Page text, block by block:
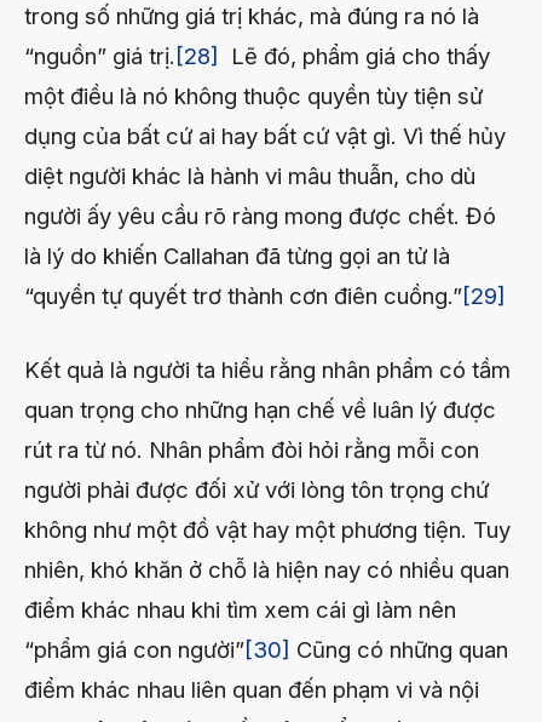
trong số những giá trị khác, mà đúng ra nó là
“nguồn” giá trị. [28]
Lẽ đó, phẩm giá cho thấy
một điều là nó không thuộc quyền tùy tiện sử
dụng của bất cứ ai hay bất cứ vật gì. Vì thế hủy
diệt người khác là hành vi mâu thuẫn, cho dù
người ấy yêu cầu rõ ràng mong được chết. Đó
là lý do khiến Callahan đã từng gọi an tử là
“quyền tự quyết trơ thành cơn điên cuồng.”[29]
Kết quả là người ta hiểu rằng nhân phẩm có tầm
quan trọng cho những hạn chế về luân lý được
rút ra từ nó. Nhân phẩm đòi hỏi rằng mỗi con
người phải được đối xử với lòng tôn trọng chứ
không như một đồ vật hay một phương tiện. Tuy
nhiên, khó khăn ở chỗ là hiện nay có nhiều quan
điểm khác nhau khi tìm xem cái gì làm nên
“phẩm giá con người”[30] Cũng có những quan
điểm khác nhau liên quan đến phạm vi và nội